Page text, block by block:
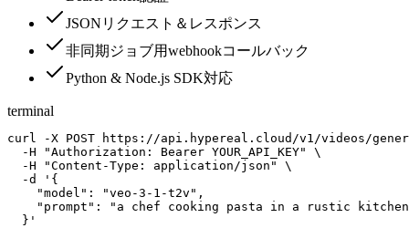
JSONリクエスト＆レスポンス
非同期ジョブ用webhookコールバック
Python & Node.js SDK対応
terminal
curl -X POST https://api.hypereal.cloud/v1/videos/
  -H "Authorization: Bearer YOUR_API_KEY" \
  -H "Content-Type: application/json" \
  -d '{
    "model": "veo-3-1-t2v",
"prompt": "a chef cooking pasta in a rustic
  }'